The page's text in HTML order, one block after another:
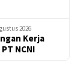
2026
Kerja
NCNI